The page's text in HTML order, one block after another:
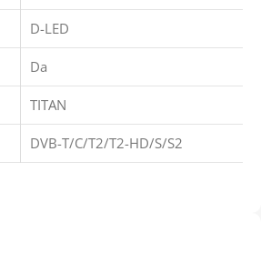
D-LED
Da
TITAN
DVB-T/C/T2/T2-HD/S/S2